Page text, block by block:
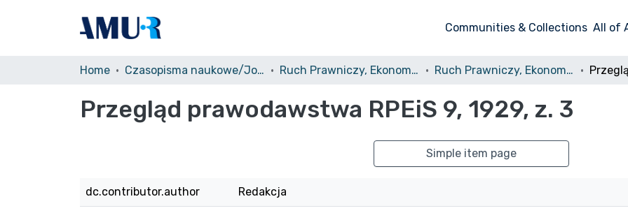
Communities & Collections All of
Home Czasopisma naukowe/Journals Ruch Prawniczy, Ekonomiczny i Socjologiczny Ruch Prawniczy, Ekonomiczny i Socjologiczny, 1929, nr 3
Przegląd prawodawstwa RPEiS 9, 1929, z. 3
Simple item page
dc.contributor.author Redakcja